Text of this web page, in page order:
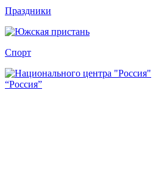
Праздники
Спорт
“Россия”